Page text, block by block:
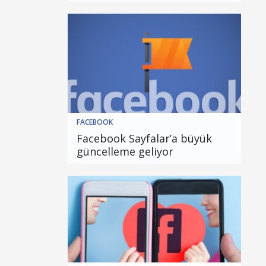
FACEBOOK
Facebook Sayfalar’a büyük
güncelleme geliyor